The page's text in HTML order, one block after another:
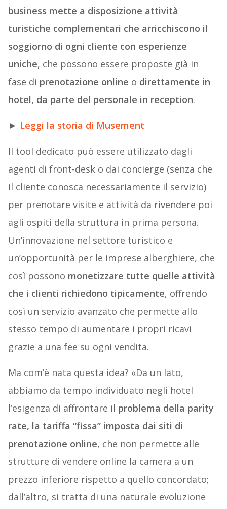
business mette a disposizione attività
turistiche complementari che arricchiscono il
soggiorno di ogni cliente con esperienze
uniche, che possono essere proposte già in
fase di prenotazione online o direttamente in
hotel, da parte del personale in reception.
► Leggi la storia di Musement
Il tool dedicato può essere utilizzato dagli
agenti di front-desk o dai concierge (senza che
il cliente conosca necessariamente il servizio)
per prenotare visite e attività da rivendere poi
agli ospiti della struttura in prima persona.
Un’innovazione nel settore turistico e
un’opportunità per le imprese alberghiere, che
così possono monetizzare tutte quelle attività
che i clienti richiedono tipicamente, offrendo
così un servizio avanzato che permette allo
stesso tempo di aumentare i propri ricavi
grazie a una fee su ogni vendita.
Ma com’è nata questa idea? «Da un lato,
abbiamo da tempo individuato negli hotel
l’esigenza di affrontare il problema della parity
rate, la tariffa “fissa” imposta dai siti di
prenotazione online, che non permette alle
strutture di vendere online la camera a un
prezzo inferiore rispetto a quello concordato;
dall’altro, si tratta di una naturale evoluzione